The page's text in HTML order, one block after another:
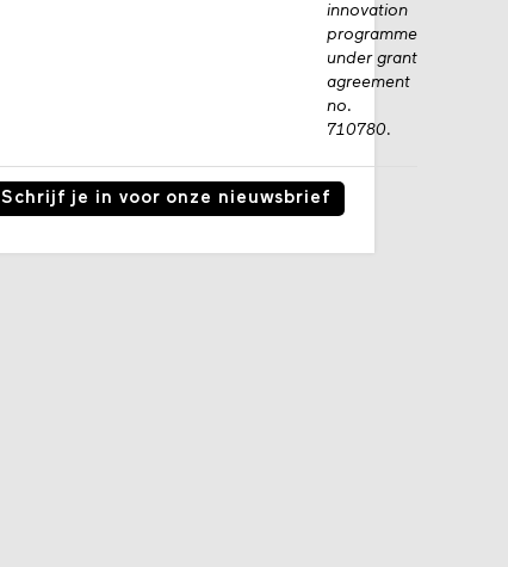
innovation
programme
under grant
agreement
no.
710780.
Schrijf je in voor onze nieuwsbrief